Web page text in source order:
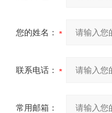
您的姓名：
联系电话：
常用邮箱：